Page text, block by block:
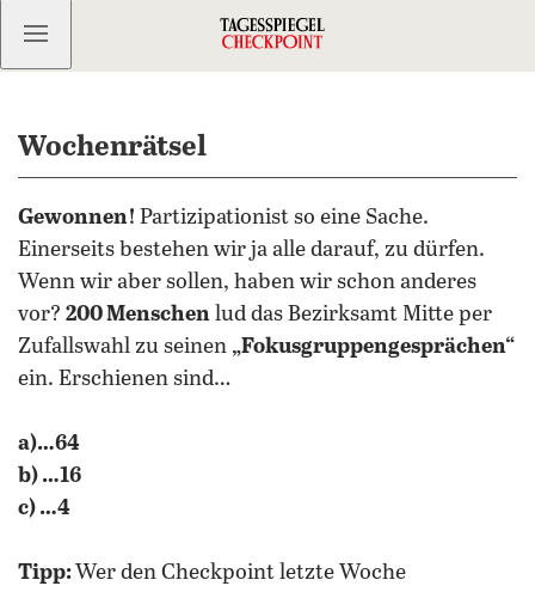
Kostenlos anmelden
Wochenrätsel
Gewonnen! Partizipationist so eine Sache.
Einerseits bestehen wir ja alle darauf, zu dürfen.
Wenn wir aber sollen, haben wir schon anderes
vor? 200 Menschen lud das Bezirksamt Mitte per
Zufallswahl zu seinen „Fokusgruppengesprächen“
ein. Erschienen sind…
a)…64
b) …16
c) …4
Tipp: Wer den Checkpoint letzte Woche